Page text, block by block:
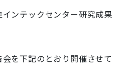
テックセンター研究成果
を下記のとおり開催させて
ます。